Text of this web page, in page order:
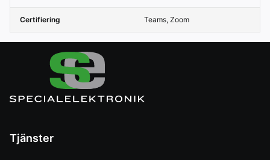
Certifiering Teams, Zoom
Tjänster